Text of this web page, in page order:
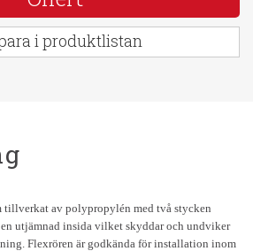
i produktlistan
av polypropylén med två stycken
utjämnad insida vilket skyddar och undviker
Flexrören är godkända för installation inom